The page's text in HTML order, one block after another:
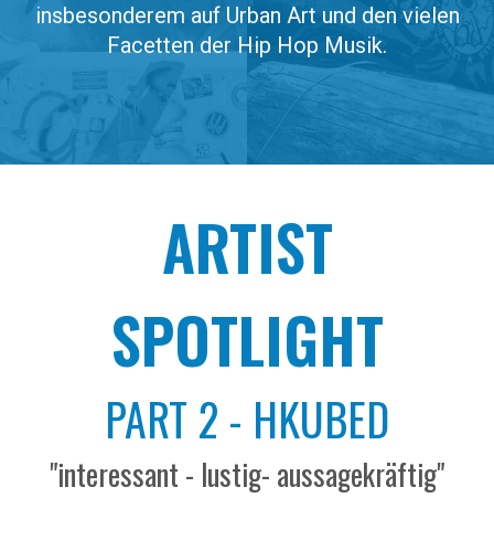
insbesonderem auf Urban Art und den vielen
Facetten der Hip Hop Musik.
ARTIST
SPOTLIGHT
PART 2 - HKUBED
"interessant - lustig- aussagekräftig"